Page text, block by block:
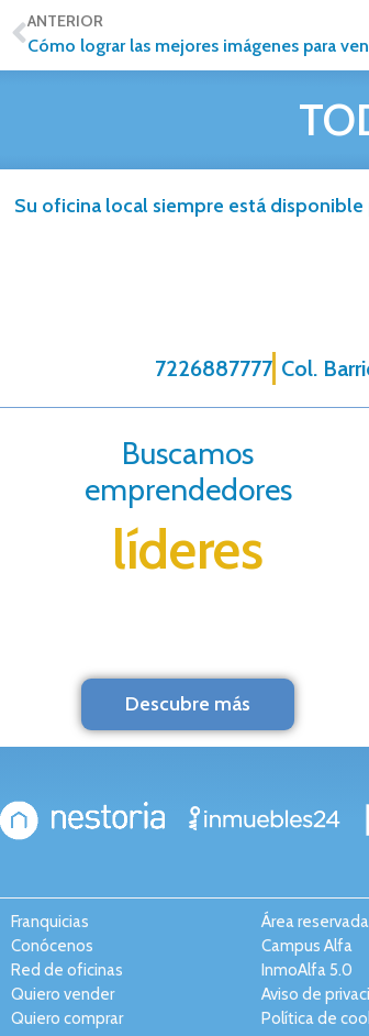
ANTERIOR
Cómo lograr las mejores imágenes para
Su oficina local siempre está
7226887777 Col.
Buscamos
emprendedores
líderes
Descubre más
Franquicias
Conócenos
Red de oficinas
Quiero vender
Quiero comprar
Área reservada
Campus Alfa
InmoAlfa 5.0
Aviso de
Política de